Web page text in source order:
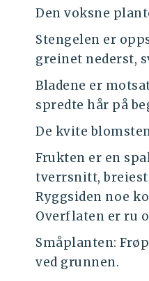
Den voksne
Stengelen er
greinet nederst,
Bladene er
spredte hår på
De kvite
Frukten er en
tverrsnitt, breiest
Ryggsiden noe
Overflaten er ru
Småplanten:
ved grunnen.